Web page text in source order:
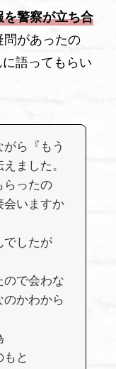
警察が立ち合
問があったの
語ってもらい
がら『もう
ました。
らったの
いますか
でしたが
ので会わな
のかわから
と